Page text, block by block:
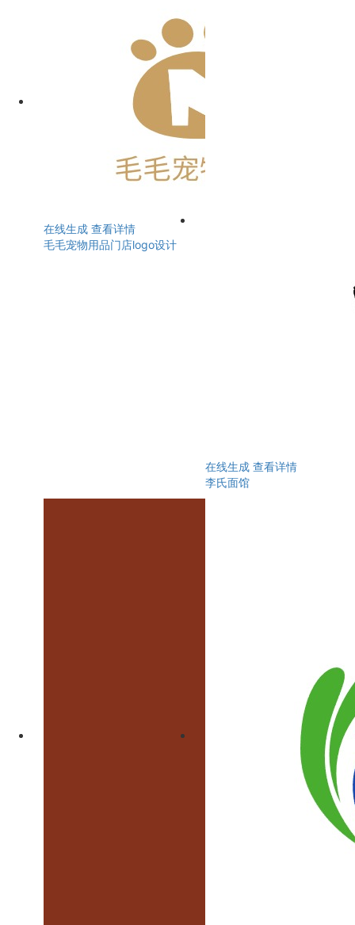
在线生成 查看详情
毛毛宠物用品门店logo设计
在线生成 查看详情
李氏面馆